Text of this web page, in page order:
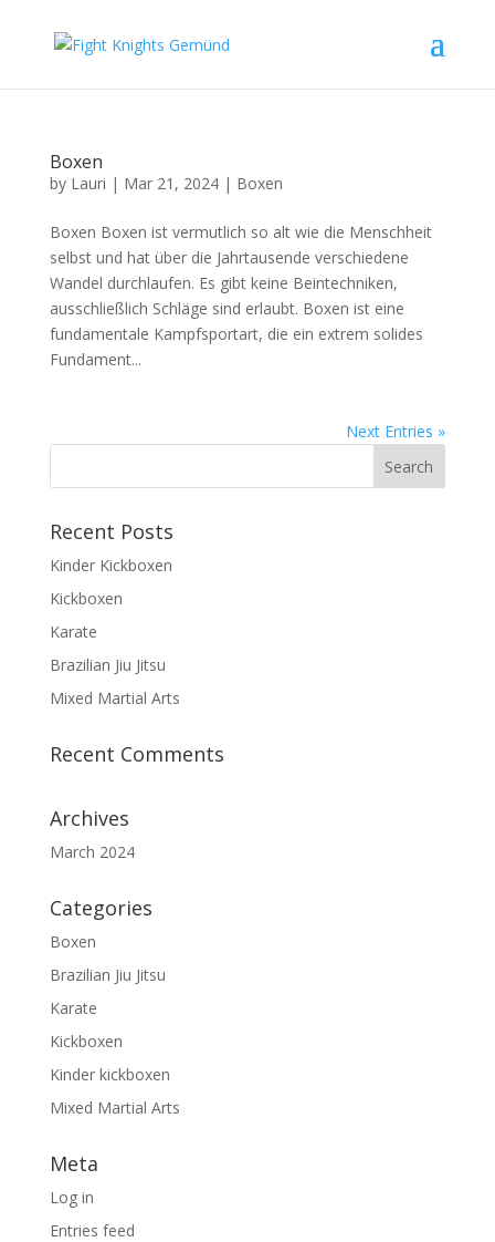
Boxen
by Lauri | Mar 21, 2024| Boxen
Boxen Boxen ist vermutlich so alt wie die Menschheit
selbst und hat über die Jahrtausende verschiedene
Wandel durchlaufen. Es gibt keine Beintechniken,
ausschließlich Schläge sind erlaubt. Boxen ist eine
fundamentale Kampfsportart, die ein extrem solides
Fundament...
Next Entries »
Recent Posts
Kinder Kickboxen
Kickboxen
Karate
Brazilian Jiu Jitsu
Mixed Martial Arts
Recent Comments
Archives
March 2024
Categories
Boxen
Brazilian Jiu Jitsu
Karate
Kickboxen
Kinder kickboxen
Mixed Martial Arts
Meta
Log in
Entries feed